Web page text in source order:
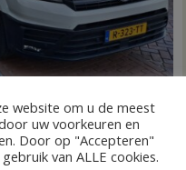
kernen Hardenberg
uitgeschakeldvoor
Nieuw
moet een extra systeem
website om u de meest
uw voorkeuren en
Door op "Accepteren"
van ALLE cookies.